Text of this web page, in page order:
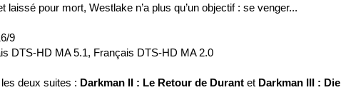
laissé pour mort, Westlake n’a plus qu’un objectif : se venger...
9
DTS-HD MA 5.1, Français DTS-HD MA 2.0
deux suites : Darkman II : Le Retour de Durant et Darkman III : Die